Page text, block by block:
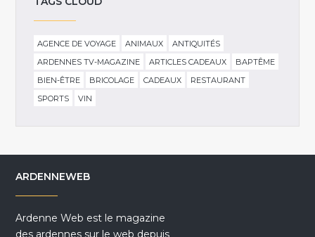
AGENCE DE VOYAGE ANIMAUX
ANTIQUITÉS
ARDENNES TV-MAGAZINE
ARTICLES CADEAUX
BAPTÊME
BIEN-ÊTRE
BRICOLAGE CADEAUX
RESTAURANT
SPORTS
VIN
ARDENNEWEB
Ardenne Web est le magazine
des ardennes sur le web depuis